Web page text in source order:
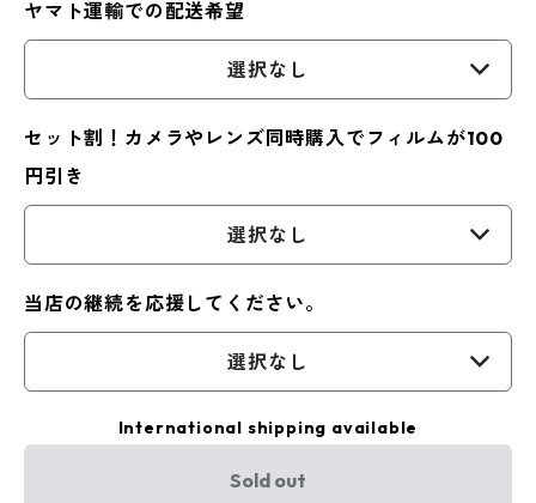
ヤマト運輸での配送希望
選択なし
セット割！カメラやレンズ同時購入でフィルムが100
円引き
選択なし
当店の継続を応援してください。
選択なし
International shipping available
Sold out